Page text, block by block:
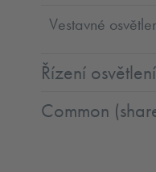
Vestavné
Řízení
Common